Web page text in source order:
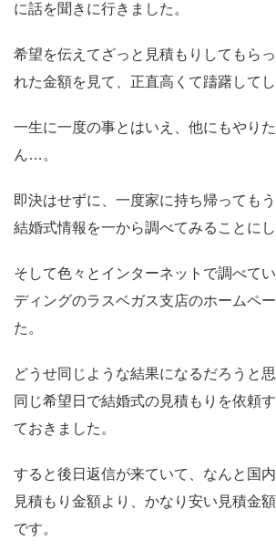
に話を聞きに行きました。
希望を伝えてざっと見積もりしてもら
れた金額を見て、正直高くて躊躇してし
一生に一度の事とはいえ、他にもやり
ん…。
即決はせずに、一度家に持ち帰っても
結婚式情報を一から調べてみることにし
そして色々とインターネットで調べて
ディングのラスベガス支店のホームペ
た。
どうせ同じような結果になるだろうと
同じ希望日で結婚式の見積もりを依頼
ておきました。
すると後日返信が来ていて、なんと国
見積もり金額より、かなり安い見積金
です。